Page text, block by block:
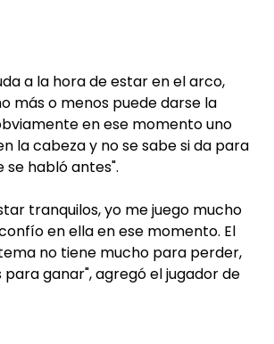
a la hora de estar en el arco,
más o menos puede darse la
en ese momento uno
la cabeza y no se sabe si da para
se habló antes".
tranquilos, yo me juego mucho
en ella en ese momento. El
no tiene mucho para perder,
ganar", agregó el jugador de